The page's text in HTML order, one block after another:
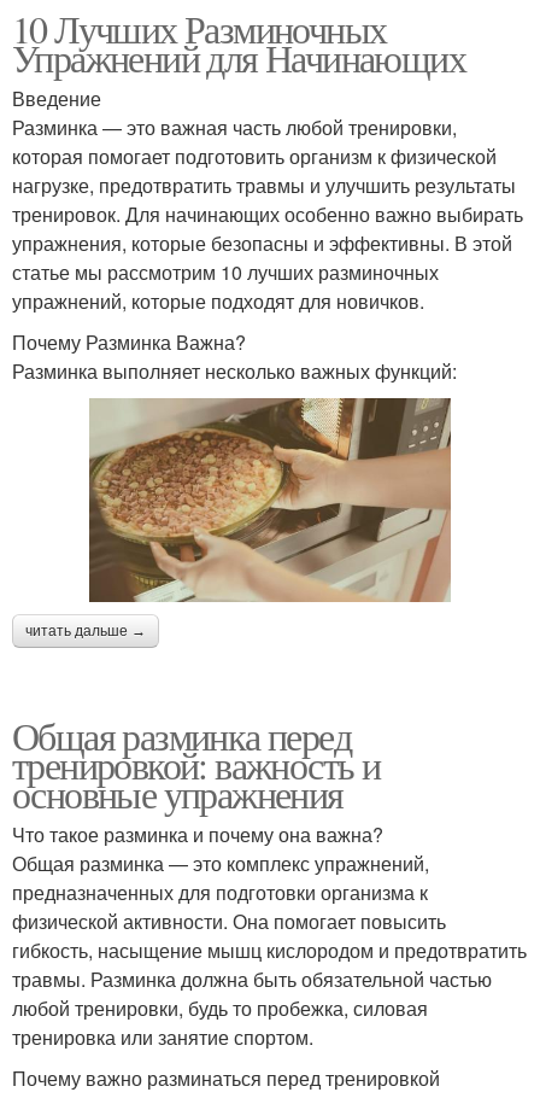
10 Лучших Разминочных
Упражнений для Начинающих
Введение
Разминка — это важная часть любой тренировки,
которая помогает подготовить организм к физической
нагрузке, предотвратить травмы и улучшить результаты
тренировок. Для начинающих особенно важно выбирать
упражнения, которые безопасны и эффективны. В этой
статье мы рассмотрим 10 лучших разминочных
упражнений, которые подходят для новичков.
Почему Разминка Важна?
Разминка выполняет несколько важных функций:
читать дальше →
Общая разминка перед
тренировкой: важность и
основные упражнения
Что такое разминка и почему она важна?
Общая разминка — это комплекс упражнений,
предназначенных для подготовки организма к
физической активности. Она помогает повысить
гибкость, насыщение мышц кислородом и предотвратить
травмы. Разминка должна быть обязательной частью
любой тренировки, будь то пробежка, силовая
тренировка или занятие спортом.
Почему важно разминаться перед тренировкой